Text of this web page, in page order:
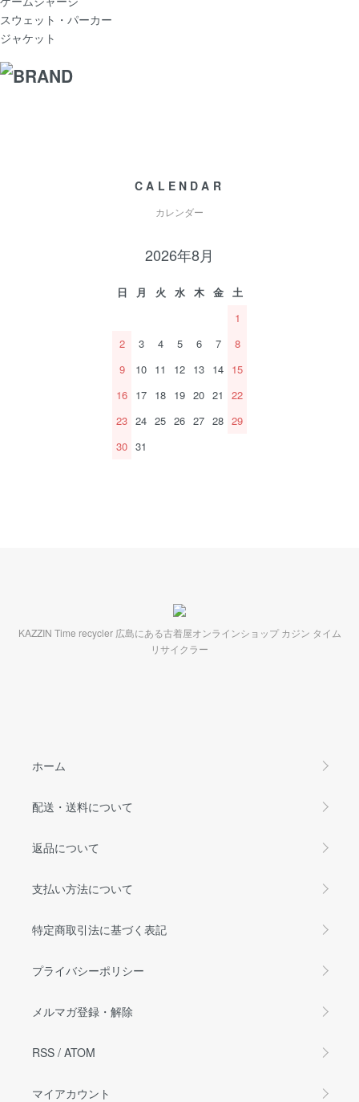
スウェット・パーカー
ジャケット
CALENDAR
カレンダー
2026年8月
日 月 火 水 木 金
土
1
2
3 4 5 6 7
8
9
10 11 12 13 14 15
16 17 18 19 20 21
22
23 24 25 26 27 28 29
30 31
KAZZIN Time recycler 広島にある古着屋オンラインショップ カジン タイム
リサイクラー
ホーム
配送・送料について
返品について
支払い方法について
特定商取引法に基づく表記
プライバシーポリシー
メルマガ登録・解除
RSS / ATOM
マイアカウント